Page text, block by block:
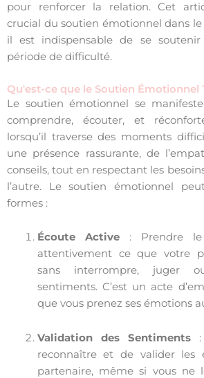
pour renforcer la relation. Cet
crucial du soutien émotionnel dans
il est indispensable de se
période de difficulté.
Qu'est-ce que le Soutien Émotionnel
Le soutien émotionnel se
comprendre, écouter, et
lorsqu’il traverse des moments
une présence rassurante, de
conseils, tout en respectant les
l’autre. Le soutien émotionnel
formes :
Écoute Active: Prendre le
attentivement ce que votre
sans interrompre, juger
sentiments. C’est un acte
que vous prenez ses émotions
Validation des Sentiments:
reconnaître et de valider les
partenaire, même si vous ne